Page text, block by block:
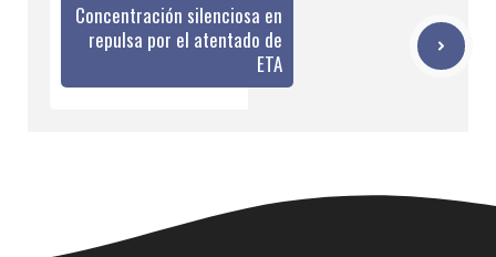
Concentración silenciosa en
repulsa por el atentado de
ETA